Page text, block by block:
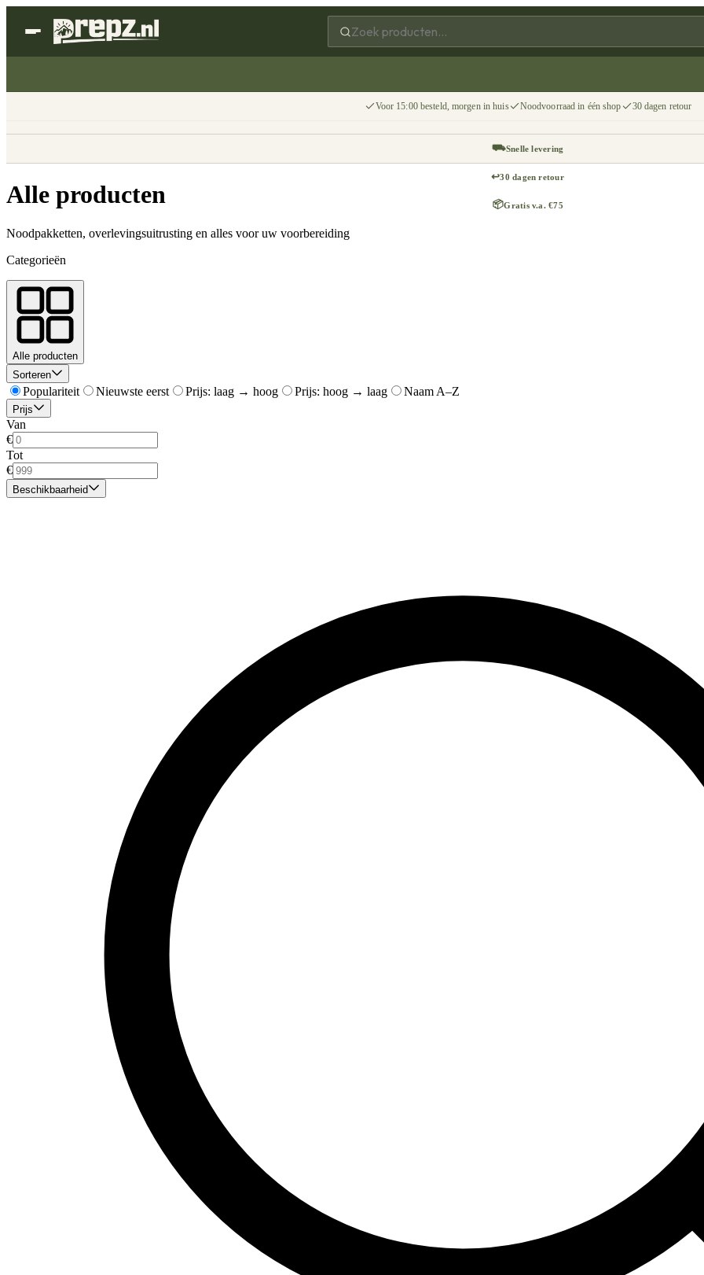
Voor 15:00 besteld, morgen in huis Noodvoorraad in één shop 30 dagen retour
⛟Snelle levering
↩30 dagen retour
📦Gratis v.a. €75
Alle producten
Noodpakketten, overlevingsuitrusting en alles voor uw voorbereiding
Categorieën
Alle producten
Sorteren
Populariteit Nieuwste eerst Prijs: laag → hoog Prijs: hoog → laag Naam A–Z
Prijs
Van
€
Tot
€
Beschikbaarheid